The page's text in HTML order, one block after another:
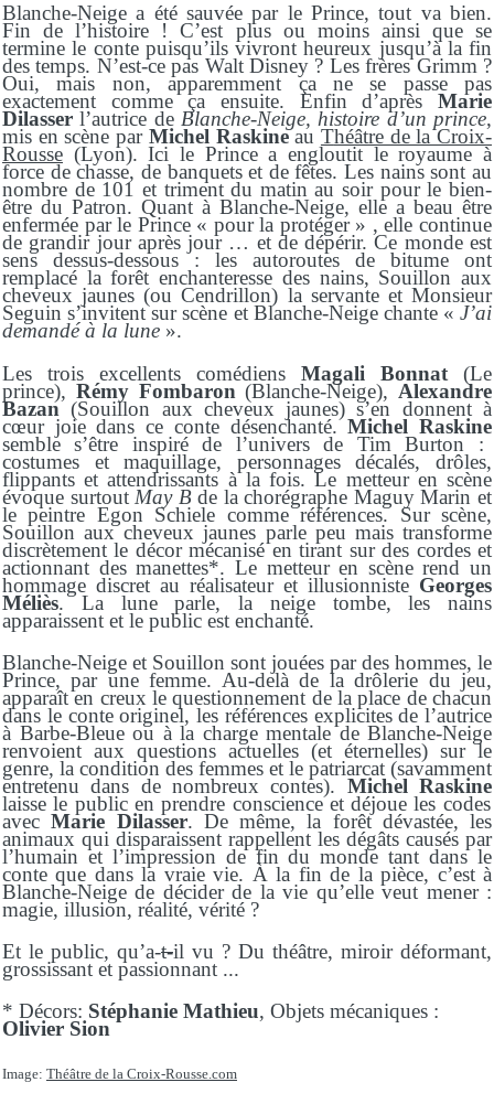
Blanche-Neige a été sauvée par le Prince, tout va bien.
Fin de l’histoire ! C’est plus ou moins ainsi que se
termine le conte puisqu’ils vivront heureux jusqu’à la fin
des temps. N’est-ce pas Walt Disney ? Les frèresGrimm?
Oui, mais non, apparemment ça ne se passe pas
exactement comme ça ensuite. Enfin d’après Marie
Dilasser l’autrice de Blanche-Neige, histoire d’un prince,
mis en scène par Michel Raskineau Théâtre de la Croix-
Rousse (Lyon). Ici le Prince a engloutit le royaume à
force de chasse, de banquets et de fêtes. Les nains sont au
nombre de 101 et triment du matin au soir pour le bien-
être du Patron. Quant à Blanche-Neige, elle a beau être
enfermée par le Prince « pour la protéger » , elle continue
de grandir jour après jour … et de dépérir.Ce monde est
sens dessus-dessous : les autoroutes de bitume ont
remplacé la forêt enchanteresse des nains, Souillon aux
cheveux jaunes(ou Cendrillon) la servante et Monsieur
Seguin s’invitent sur scène et Blanche-Neige chante « J’ai
demandé à la lune ».
Les trois excellents comédiens Magali Bonnat (Le
prince), Rémy Fombaron (Blanche-Neige), Alexandre
Bazan(Souillon aux cheveux jaunes)s’en donnent à
cœur joie dans ce conte désenchanté.Michel Raskine
semble s’être inspiré de l’univers de Tim Burton :
costumes et maquillage, personnages décalés, drôles,
flippants et attendrissants à la fois.Le metteur en scène
évoque surtout May Bde la chorégraphe Maguy Marin et
le peintre Egon Schiele comme références. Sur scène,
Souillonaux cheveux jaunes parle peu mais transforme
discrètement le décormécaniséen tirant sur des cordes et
actionnant des manettes*. Le metteur en scène rend un
hommage discret au réalisateur et illusionniste Georges
Méliès. La lune parle, la neige tombe, les nains
apparaissent et le public est enchanté.
Blanche-Neige et Souillon sont jouées par des hommes, le
Prince, par une femme. Au-delà de la drôlerie du jeu,
apparaît en creux le questionnement de la place de chacun
dans le conte originel, les références explicites de l’autrice
à Barbe-Bleue ou à la charge mentale de Blanche-Neige
renvoient aux questions actuelles (et éternelles) sur le
genre, la condition des femmes et le patriarcat (savamment
entretenu dans de nombreux contes). Michel Raskine
laisse le public en prendre conscience et déjoue les codes
avecMarie Dilasser. De même, la forêt dévastée, les
animaux qui disparaissent rappellent les dégâts causés par
l’humain et l’impression de fin du monde tant dans le
conte que dans la vraie vie. À la fin de la pièce, c’est à
Blanche-Neige de décider de la vie qu’elle veut mener :
magie, illusion, réalité, vérité ?
Et le public, qu’a-t-il vu ? Du théâtre, miroir déformant,
grossissant et passionnant ...
* Décors: Stéphanie Mathieu, Objets mécaniques :
Olivier Sion
Image: Théâtre de la Croix-Rousse.com